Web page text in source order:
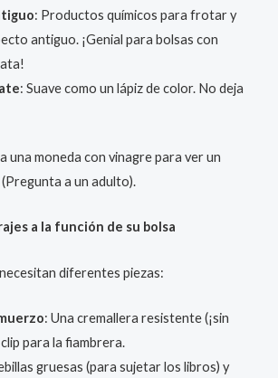
: Productos químicos para frotar y
antiguo. ¡Genial para bolsas con
: Suave como un lápiz de color. No deja
una moneda con vinagre para ver un
a un adulto).
a la función de su bolsa
diferentes piezas:
: Una cremallera resistente (¡sin
para la fiambrera.
gruesas (para sujetar los libros) y